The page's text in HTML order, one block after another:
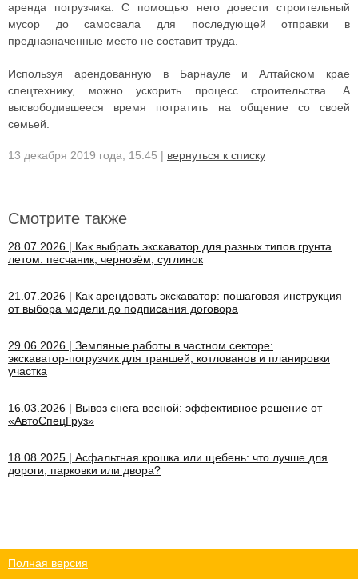
аренда погрузчика. С помощью него довести строительный
мусор до самосвала для последующей отправки в
предназначенные место не составит труда.
Используя арендованную в Барнауле и Алтайском крае
спецтехнику, можно ускорить процесс строительства. А
высвободившееся время потратить на общение со своей
семьей.
13 декабря 2019 года, 15:45 | вернуться к списку
Смотрите также
28.07.2026 | Как выбрать экскаватор для разных типов грунта
летом: песчаник, чернозём, суглинок
21.07.2026 | Как арендовать экскаватор: пошаговая инструкция
от выбора модели до подписания договора
29.06.2026 | Земляные работы в частном секторе:
экскаватор‑погрузчик для траншей, котлованов и планировки
участка
16.03.2026 | Вывоз снега весной: эффективное решение от
«АвтоСпецГруз»
18.08.2025 | Асфальтная крошка или щебень: что лучше для
дороги, парковки или двора?
Полная версия